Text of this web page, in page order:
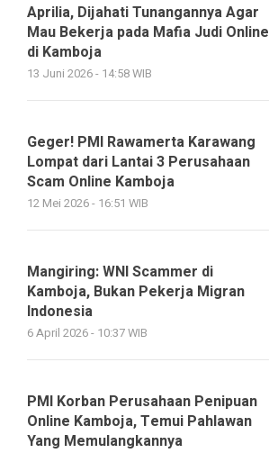
Aprilia, Dijahati Tunangannya Agar
Mau Bekerja pada Mafia Judi Online
di Kamboja
13 Juni 2026 - 14:58 WIB
Geger! PMI Rawamerta Karawang
Lompat dari Lantai 3 Perusahaan
Scam Online Kamboja
12 Mei 2026 - 16:51 WIB
Mangiring: WNI Scammer di
Kamboja, Bukan Pekerja Migran
Indonesia
6 April 2026 - 10:37 WIB
PMI Korban Perusahaan Penipuan
Online Kamboja, Temui Pahlawan
Yang Memulangkannya